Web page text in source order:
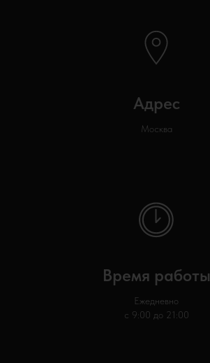
Адрес
Москва
Время работы
Ежедневно
с 9:00 до 21:00